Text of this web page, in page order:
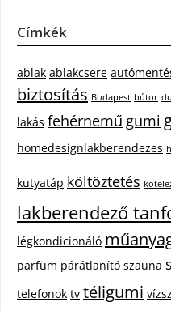
Címkék
ablak ablakcsere
biztosítás Budapest bútor
lakás fehérnemű gumi
homedesignlakberendezes
kutyatáp költöztetés
lakberendező
légkondicionáló
parfüm párátlanító szauna
telefonok tv téligumi